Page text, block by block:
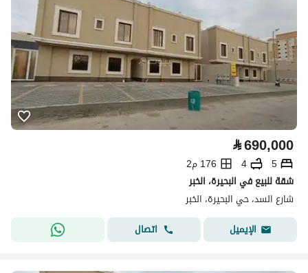
⃁690,000
5
4
176 م2
شقة للبيع في البحيرة، الخبر
شارع السد، حي البحيرة، الخبر
الإيميل
اتصال